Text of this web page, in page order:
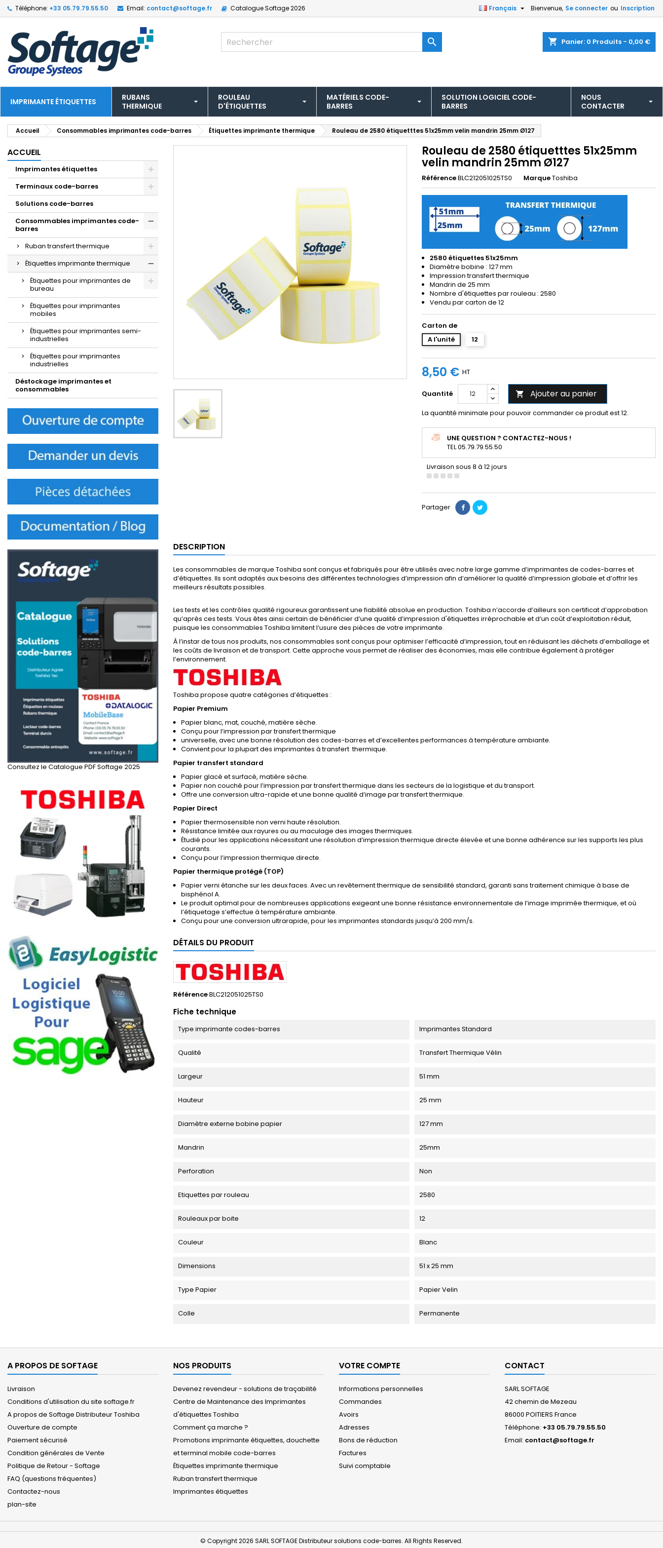
Téléphone: +33 05.79.79.55.50 Email: contact@softage.fr CatalogueSoftage 2026 Bienvenue, Se connecter ou Inscription
Français 
shopping_cart Panier: 0 Produits - 0,00 €

IMPRIMANTE ÉTIQUETTES
RUBANS
THERMIQUE
ROULEAU
D'ÉTIQUETTES
MATÉRIELS CODE-
BARRES
SOLUTION LOGICIEL CODE-
BARRES
NOUS
CONTACTER
Accueil Consommables imprimantes code-barres Étiquettes imprimante thermique Rouleau de 2580 étiquetttes 51x25mm velin mandrin 25mm Ø127
ACCUEIL
Imprimantes étiquettes
Terminaux code-barres
Solutions code-barres
Consommables imprimantes code-
barres
Ruban transfert thermique
Étiquettes imprimante thermique
Étiquettes pour imprimantes de
bureau
Étiquettes pour imprimantes
mobiles
Étiquettes pour imprimantes semi-
industrielles
Étiquettes pour imprimantes
industrielles
Déstockage imprimantes et
consommables
Consultez le Catalogue PDF Softage 2025
Rouleau de 2580 étiquetttes 51x25mm
velin mandrin 25mm Ø127
RéférenceBLC212051025TS0 MarqueToshiba
2580 étiquettes 51x25mm
Diamètre bobine : 127 mm
Impression transfert thermique
Mandrin de 25 mm
Nombre d'étiquettes par rouleau : 2580
Vendu par carton de 12
Carton de
A l'unité
12
8,50 € HT
Quantité  Ajouter au panier
La quantité minimale pour pouvoir commander ce produit est 12.
UNE QUESTION ? CONTACTEZ-NOUS !
TEL 05.79.79.55.50
Livraison sous 8 à 12 jours
Partager
DESCRIPTION
Les consommables de marque Toshiba sont conçus et fabriqués pour être utilisés avec notre large gamme d’imprimantes de codes-barres et
d’étiquettes. Ils sont adaptés aux besoins des différentes technologies d’impression afin d’améliorer la qualité d’impression globale et d’offrir les
meilleurs résultats possibles.
Les tests et les contrôles qualité rigoureux garantissent une fiabilité absolue en production. Toshiba n’accorde d’ailleurs son certificat d’approbation
qu’après ces tests. Vous êtes ainsi certain de bénéficier d’une qualité d’impression d'étiquettes irréprochable et d’un coût d’exploitation réduit,
puisque les consommables Toshiba limitent l’usure des pièces de votre imprimante.
À l’instar de tous nos produits, nos consommables sont conçus pour optimiser l’efficacité d’impression, tout en réduisant les déchets d’emballage et
les coûts de livraison et de transport. Cette approche vous permet de réaliser des économies, mais elle contribue également à protéger
l’environnement.
Toshiba propose quatre catégories d’étiquettes :
Papier Premium
Papier blanc, mat, couché, matière sèche.
Conçu pour l’impression par transfert thermique
universelle, avec une bonne résolution des codes-barres et d’excellentes performances à température ambiante.
Convient pour la plupart des imprimantes à transfert thermique.
Papier transfert standard
Papier glacé et surfacé, matière sèche.
Papier non couché pour l’impression par transfert thermique dans les secteurs de la logistique et du transport.
Offre une conversion ultra-rapide et une bonne qualité d’image par transfert thermique.
Papier Direct
Papier thermosensible non verni haute résolution.
Résistance limitée aux rayures ou au maculage des images thermiques.
Étudié pour les applications nécessitant une résolution d’impression thermique directe élevée et une bonne adhérence sur les supports les plus
courants.
Conçu pour l’impression thermique directe.
Papier thermique protégé (TOP)
Papier verni étanche sur les deux faces. Avec un revêtement thermique de sensibilité standard, garanti sans traitement chimique à base de
bisphénol A.
Le produit optimal pour de nombreuses applications exigeant une bonne résistance environnementale de l’image imprimée thermique, et où
l’étiquetage s’effectue à température ambiante.
Conçu pour une conversion ultrarapide, pour les imprimantes standards jusqu’à 200 mm/s.
DÉTAILS DU PRODUIT
RéférenceBLC212051025TS0
Fiche technique
Type imprimante codes-barres Imprimantes Standard
Qualité Transfert Thermique Vélin
Largeur 51 mm
Hauteur 25 mm
Diamètre externe bobine papier 127 mm
Mandrin 25mm
Perforation Non
Etiquettes par rouleau 2580
Rouleaux par boite 12
Couleur Blanc
Dimensions 51 x 25 mm
Type Papier Papier Velin
Colle Permanente
A PROPOS DE SOFTAGE
Livraison
Conditions d'utilisation du site softage.fr
A propos de Softage Distributeur Toshiba
Ouverture de compte
Paiement sécurisé
Condition générales de Vente
Politique de Retour - Softage
FAQ (questions fréquentes)
Contactez-nous
plan-site
NOS PRODUITS
Devenez revendeur - solutions de traçabilité
Centre de Maintenance des Imprimantes
d'étiquettes Toshiba
Comment ça marche ?
Promotions imprimante étiquettes, douchette
et terminal mobile code-barres
Étiquettes imprimante thermique
Ruban transfert thermique
Imprimantes étiquettes
VOTRE COMPTE
Informations personnelles
Commandes
Avoirs
Adresses
Bons de réduction
Factures
Suivi comptable
CONTACT
SARL SOFTAGE
42 chemin de Mezeau
86000 POITIERS France
Téléphone: +33 05.79.79.55.50
Email: contact@softage.fr
© Copyright 2026 SARL SOFTAGE Distributeur solutions code-barres. All Rights Reserved.